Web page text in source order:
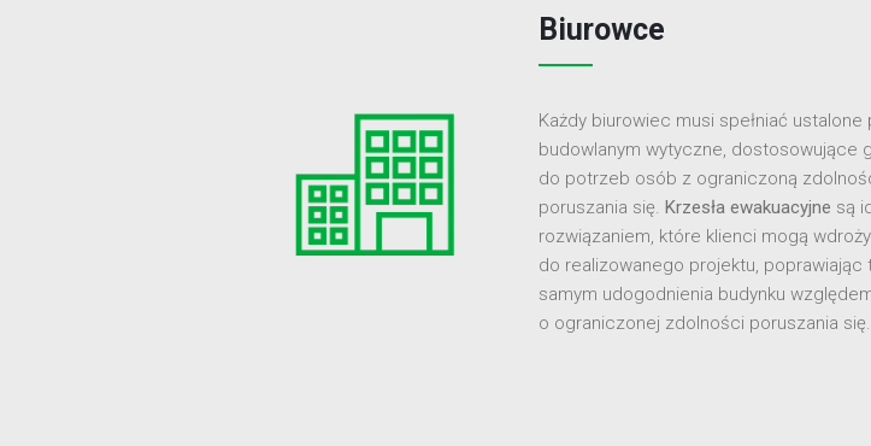
Biurowce
Każdy biurowiec musi spełniać ustalone
budowlanym wytyczne, dostosowujące
do potrzeb osób z ograniczoną
poruszania się. Krzesła ewakuacyjne są
rozwiązaniem, które klienci mogą
do realizowanego projektu, poprawiając
samym udogodnienia budynku
o ograniczonej zdolności poruszania się.